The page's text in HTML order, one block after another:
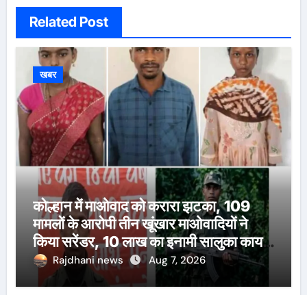
Related Post
खबर
कोल्हान में माओवाद को करारा झटका, 109
मामलों के आरोपी तीन खूंखार माओवादियों ने
किया सरेंडर, 10 लाख का इनामी सालुका कायम
भी शामिल
Rajdhani news Aug 7, 2026